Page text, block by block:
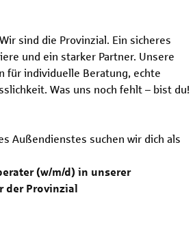
sind die Provinzial. Ein sicheres
und ein starker Partner. Unsere
für individuelle Beratung, echte
Was uns noch fehlt – bist du!
Außendienstes suchen wir dich als
(w/m/d) in unserer
der Provinzial